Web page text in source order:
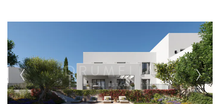
Previous Next